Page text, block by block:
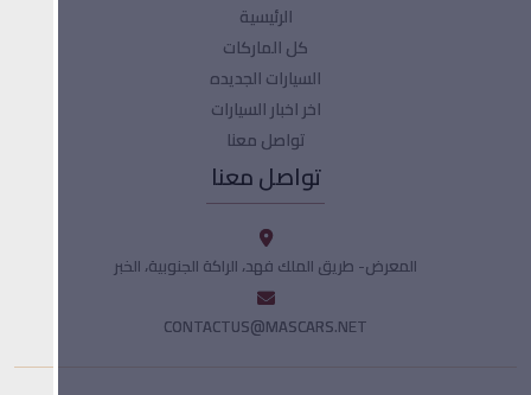
الرئيسية
كل الماركات
السيارات الجديده
اخر اخبار السيارات
تواصل معنا
تواصل معنا
المعرض- طريق الملك فهد، الراكة الجنوبية، الخبر
CONTACTUS@MASCARS.NET